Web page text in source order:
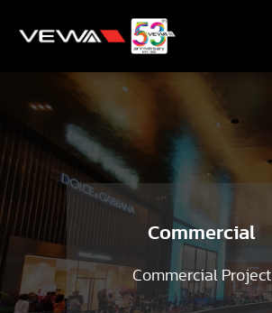
Commercial
Commercial Project